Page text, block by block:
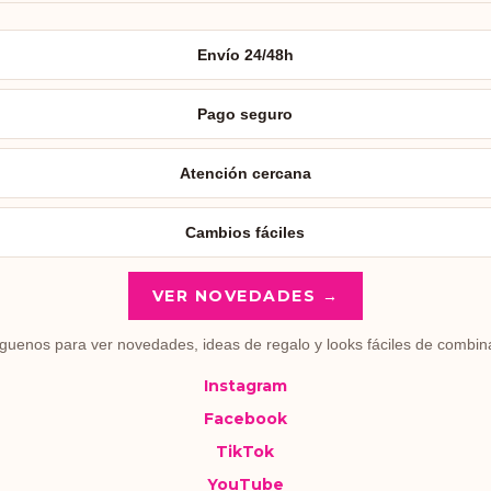
Envío 24/48h
Pago seguro
Atención cercana
Cambios fáciles
VER NOVEDADES →
para ver novedades, ideas de regalo y looks fáciles de
Instagram
Facebook
TikTok
YouTube